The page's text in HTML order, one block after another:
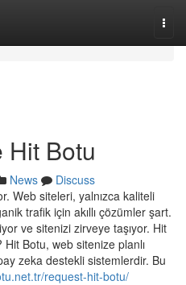
Hit Botu
News
Discuss
Web siteleri, yalnızca kaliteli
trafik için akıllı çözümler şart.
ve sitenizi zirveye taşıyor. Hit
Botu, web sitenize planlı
zeka destekli sistemlerdir. Bu
request-hit-botu/